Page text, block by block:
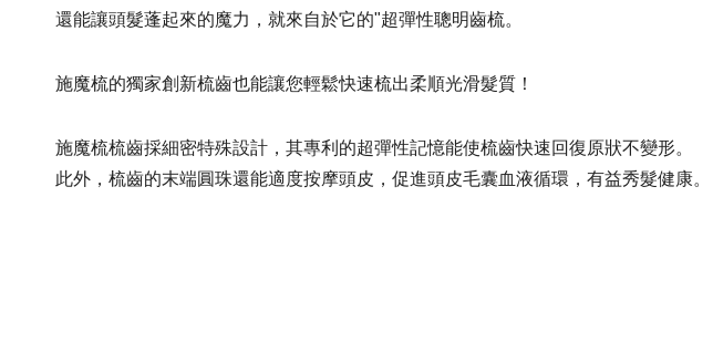
還能讓頭髮蓬起來的魔力，就來自於它的"超彈性聰明齒梳。
施魔梳的獨家創新梳齒也能讓您輕鬆快速梳出柔順光滑髮質！
施魔梳梳齒採細密特殊設計，其專利的超彈性記憶能使梳齒快速回復原狀不變形。
此外，梳齒的末端圓珠還能適度按摩頭皮，促進頭皮毛囊血液循環，有益秀髮健康。